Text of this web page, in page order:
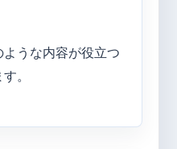
うな内容が役立つ
。